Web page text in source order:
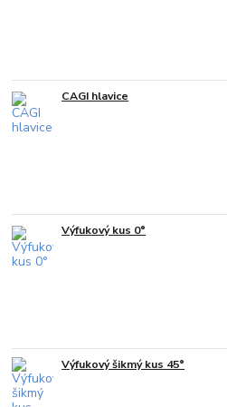
CAGI hlavice
Výfukový kus 0°
Výfukový šikmý kus 45°